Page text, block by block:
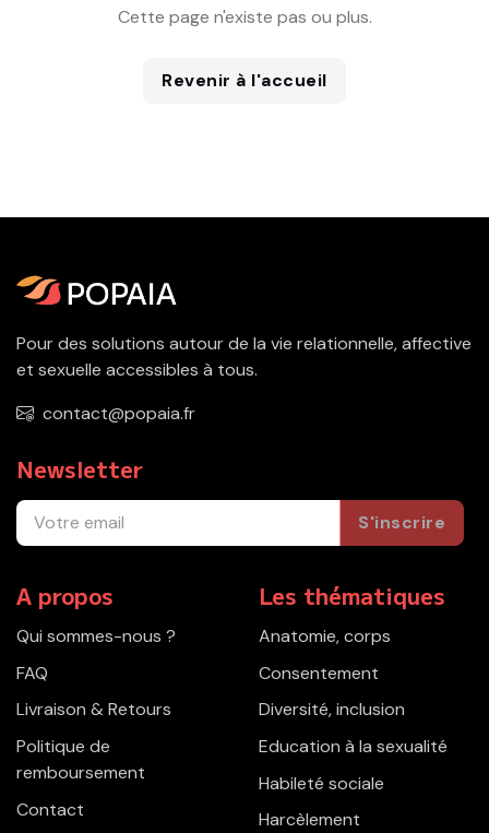
Cette page n'existe pas ou plus.
Revenir à l'accueil
Pour des solutions autour de la vie relationnelle, affective
et sexuelle accessibles à tous.
contact@popaia.fr
Newsletter
S'inscrire
A propos
Qui sommes-nous ?
FAQ
Livraison & Retours
Politique de
remboursement
Contact
Les thématiques
Anatomie, corps
Consentement
Diversité, inclusion
Education à la sexualité
Habileté sociale
Harcèlement